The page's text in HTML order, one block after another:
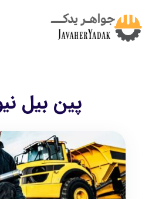
پین بیل